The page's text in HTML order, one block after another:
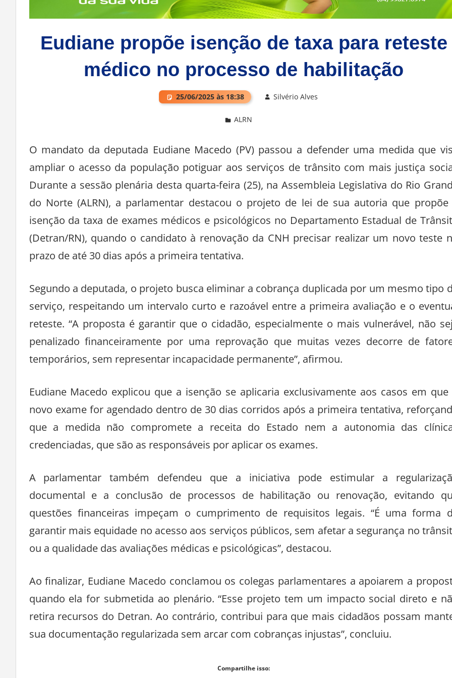
Eudiane propõe isenção de taxa para reteste
médico no processo de habilitação
25/06/2025 às 18:38 Silvério Alves
ALRN
O mandato da deputada Eudiane Macedo (PV) passou a defender uma medida que
ampliar o acesso da população potiguar aos serviços de trânsito com mais justiça
Durante a sessão plenária desta quarta-feira (25), na Assembleia Legislativa do Rio
do Norte (ALRN), a parlamentar destacou o projeto de lei de sua autoria que propõe
isenção da taxa de exames médicos e psicológicos no Departamento Estadual de
(Detran/RN), quando o candidato à renovação da CNH precisar realizar um novo teste
prazo de até 30 dias após a primeira tentativa.
Segundo a deputada, o projeto busca eliminar a cobrança duplicada por um mesmo tipo
serviço, respeitando um intervalo curto e razoável entre a primeira avaliação e o
reteste. “A proposta é garantir que o cidadão, especialmente o mais vulnerável, não
penalizado financeiramente por uma reprovação que muitas vezes decorre de
temporários, sem representar incapacidade permanente”, afirmou.
Eudiane Macedo explicou que a isenção se aplicaria exclusivamente aos casos em que
novo exame for agendado dentro de 30 dias corridos após a primeira tentativa,
que a medida não compromete a receita do Estado nem a autonomia das
credenciadas, que são as responsáveis por aplicar os exames.
A parlamentar também defendeu que a iniciativa pode estimular a
documental e a conclusão de processos de habilitação ou renovação, evitando
questões financeiras impeçam o cumprimento de requisitos legais. “É uma forma
garantir mais equidade no acesso aos serviços públicos, sem afetar a segurança no
ou a qualidade das avaliações médicas e psicológicas”, destacou.
Ao finalizar, Eudiane Macedo conclamou os colegas parlamentares a apoiarem a
quando ela for submetida ao plenário. “Esse projeto tem um impacto social direto e
retira recursos do Detran. Ao contrário, contribui para que mais cidadãos possam
sua documentação regularizada sem arcar com cobranças injustas”, concluiu.
Compartilhe isso: